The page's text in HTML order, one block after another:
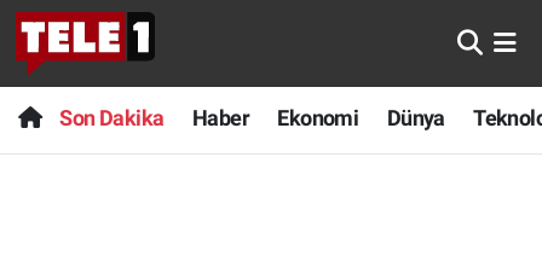
Son Dakika Haber Ekonomi Dünya
Anında Manşet
Başka Sohbetler
Son Dakika
Haber
Nöbetçi Eczaneler
Hava Durumu